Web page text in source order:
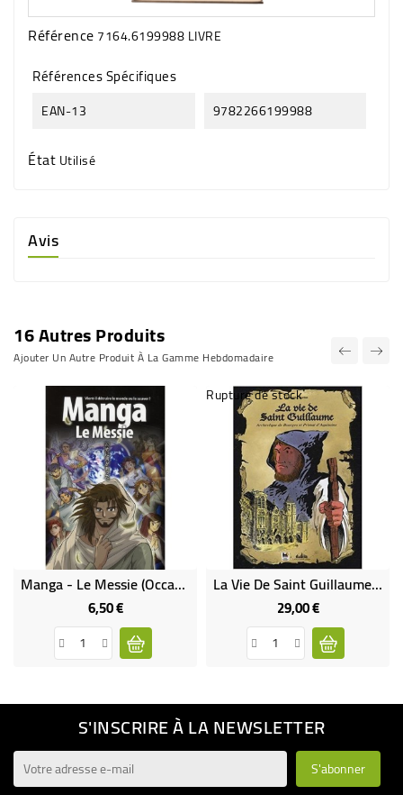
Référence7164.6199988 LIVRE
Références Spécifiques
EAN-13 9782266199988
ÉtatUtilisé
Avis
16 Autres Produits
Ajouter Un Autre Produit À La Gamme Hebdomadaire
Manga - Le Messie (Occasion)
6,50 €Prix
Rupture de stock
La Vie De Saint Guillaume : Archevêque De Bourges Et Primat D'Aquitaine (BD Rare Et Épuisée)
29,00 €Prix
S'INSCRIRE À LA NEWSLETTER